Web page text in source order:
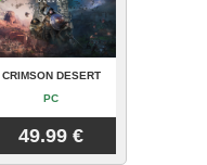
CRIMSON DESERT
PC
49.99 €